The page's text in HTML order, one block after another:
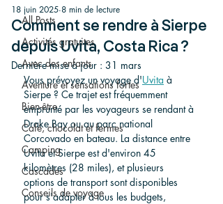
All Posts
Activités gratuites
Avec des enfants
Aventure et sensations fortes
Bien-être
Café, chocolat et fermes
Camping
Cascades
Conseils de voyage
Comment se rendre à Sierpe
depuis Uvita, Costa Rica ?
18 juin 2025 8 min de lecture
Dernière mise à jour : 31 mars
Vous prévoyez un voyage d'Uvita à
Sierpe ? Ce trajet est fréquemment
emprunté par les voyageurs se rendant à
Drake Bay ou au parc national
Corcovado en bateau. La distance entre
Uvita et Sierpe est d'environ 45
kilomètres (28 miles), et plusieurs
options de transport sont disponibles
pour s'adapter à tous les budgets,